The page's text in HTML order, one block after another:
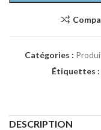
Catégories :
Étiquettes :
DESCRIPTION